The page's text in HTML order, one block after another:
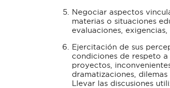
Negociar aspectos
materias o situaciones
evaluaciones, exigencias,
Ejercitación de sus
condiciones de respeto a
proyectos,
dramatizaciones, dilemas
Llevar las discusiones